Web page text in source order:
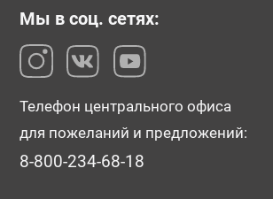
Мы в соц. сетях:
Телефон центрального офиса
для пожеланий и предложений:
8-800-234-68-18